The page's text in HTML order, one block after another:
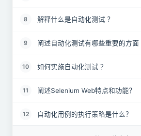
8 解释什么是自动化测试 ？
9 阐述自动化测试有哪些重要的方面
10 如何实施自动化测试 ？
11 阐述Selenium Web特点和功能？
12 自动化用例的执行策略是什么？